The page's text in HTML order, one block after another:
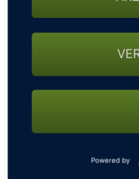
attraktiver wird das
Unser Spätsommer-
die Driving Range und
• 3-Gänge
• Nutzung desPowered by